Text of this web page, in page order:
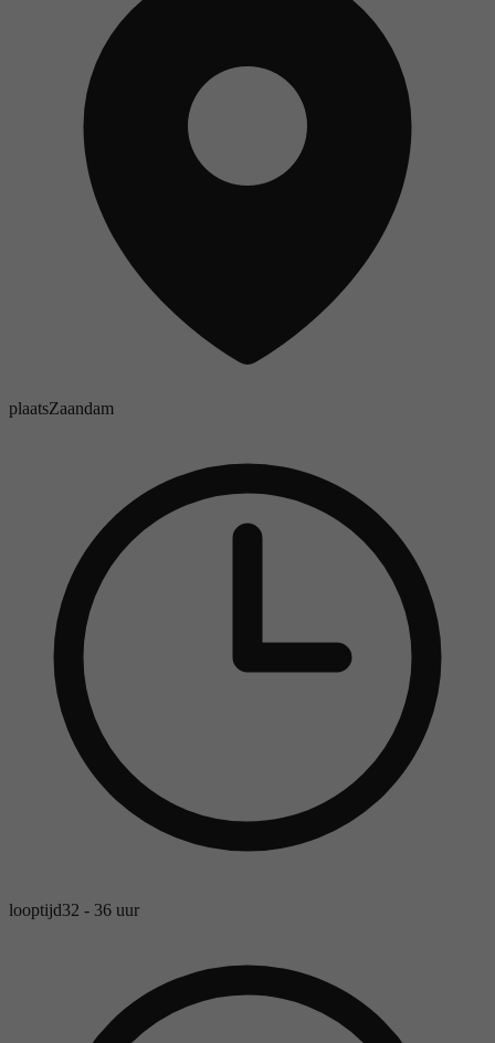
plaatsZaandam
looptijd32 - 36 uur